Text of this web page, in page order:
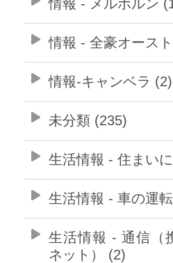
情報 - メルボルン
情報 - 全豪オース
情報-キャンベラ (2)
未分類 (235)
生活情報 - 住まい
生活情報 - 車の運
生活情報 - 通信（
ネット） (2)